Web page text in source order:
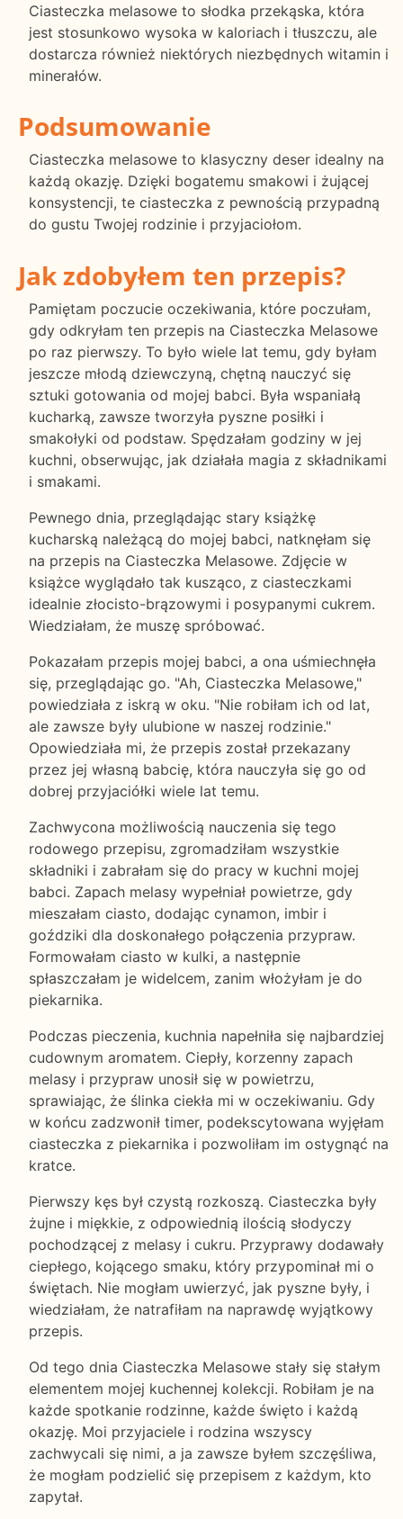
Ciasteczka melasowe to słodka przekąska, która
jest stosunkowo wysoka w kaloriach i tłuszczu, ale
dostarcza również niektórych niezbędnych witamin i
minerałów.
Podsumowanie
Ciasteczka melasowe to klasyczny deser idealny na
każdą okazję. Dzięki bogatemu smakowi i żującej
konsystencji, te ciasteczka z pewnością przypadną
do gustu Twojej rodzinie i przyjaciołom.
Jak zdobyłem ten przepis?
Pamiętam poczucie oczekiwania, które poczułam,
gdy odkryłam ten przepis na Ciasteczka Melasowe
po raz pierwszy. To było wiele lat temu, gdy byłam
jeszcze młodą dziewczyną, chętną nauczyć się
sztuki gotowania od mojej babci. Była wspaniałą
kucharką, zawsze tworzyła pyszne posiłki i
smakołyki od podstaw. Spędzałam godziny w jej
kuchni, obserwując, jak działała magia z składnikami
i smakami.
Pewnego dnia, przeglądając stary książkę
kucharską należącą do mojej babci, natknęłam się
na przepis na Ciasteczka Melasowe. Zdjęcie w
książce wyglądało tak kusząco, z ciasteczkami
idealnie złocisto-brązowymi i posypanymi cukrem.
Wiedziałam, że muszę spróbować.
Pokazałam przepis mojej babci, a ona uśmiechnęła
się, przeglądając go. "Ah, Ciasteczka Melasowe,"
powiedziała z iskrą w oku. "Nie robiłam ich od lat,
ale zawsze były ulubione w naszej rodzinie."
Opowiedziała mi, że przepis został przekazany
przez jej własną babcię, która nauczyła się go od
dobrej przyjaciółki wiele lat temu.
Zachwycona możliwością nauczenia się tego
rodowego przepisu, zgromadziłam wszystkie
składniki i zabrałam się do pracy w kuchni mojej
babci. Zapach melasy wypełniał powietrze, gdy
mieszałam ciasto, dodając cynamon, imbir i
goździki dla doskonałego połączenia przypraw.
Formowałam ciasto w kulki, a następnie
spłaszczałam je widelcem, zanim włożyłam je do
piekarnika.
Podczas pieczenia, kuchnia napełniła się najbardziej
cudownym aromatem. Ciepły, korzenny zapach
melasy i przypraw unosił się w powietrzu,
sprawiając, że ślinka ciekła mi w oczekiwaniu. Gdy
w końcu zadzwonił timer, podekscytowana wyjęłam
ciasteczka z piekarnika i pozwoliłam im ostygnąć na
kratce.
Pierwszy kęs był czystą rozkoszą. Ciasteczka były
żujne i miękkie, z odpowiednią ilością słodyczy
pochodzącej z melasy i cukru. Przyprawy dodawały
ciepłego, kojącego smaku, który przypominał mi o
świętach. Nie mogłam uwierzyć, jak pyszne były, i
wiedziałam, że natrafiłam na naprawdę wyjątkowy
przepis.
Od tego dnia Ciasteczka Melasowe stały się stałym
elementem mojej kuchennej kolekcji. Robiłam je na
każde spotkanie rodzinne, każde święto i każdą
okazję. Moi przyjaciele i rodzina wszyscy
zachwycali się nimi, a ja zawsze byłem szczęśliwa,
że mogłam podzielić się przepisem z każdym, kto
zapytał.